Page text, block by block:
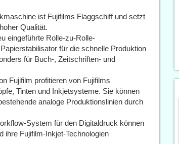
ist Fujifilms Flaggschiff und setzt
Qualität.
eingeführte Rolle-zu-Rolle-
für die schnelle Produktion
für Buch-, Zeitschriften- und
Fujifilm profitieren von Fujifilms
Tinten und Inkjetsysteme. Sie können
analoge Produktionslinien durch
System für den Digitaldruck können
ihre Fujifilm-Inkjet-Technologien